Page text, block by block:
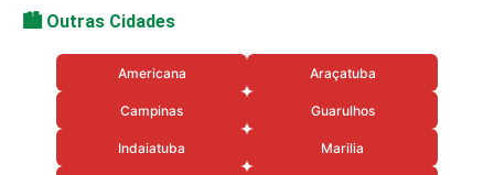
🏙️ Outras Cidades
Americana Araçatuba
Campinas Guarulhos
Indaiatuba Marilia